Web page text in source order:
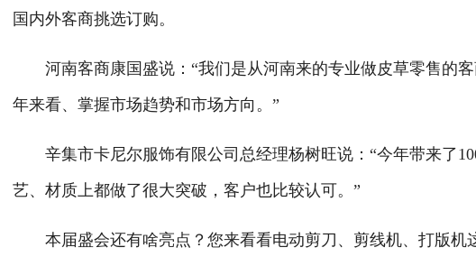
国内外客商挑选订购。
河南客商康国盛说：“我们是从河南来的专业做皮草零售的
年来看、掌握市场趋势和市场方向。”
辛集市卡尼尔服饰有限公司总经理杨树旺说：“今年带来了
艺、材质上都做了很大突破，客户也比较认可。”
本届盛会还有啥亮点？您来看看电动剪刀、剪线机、打版机